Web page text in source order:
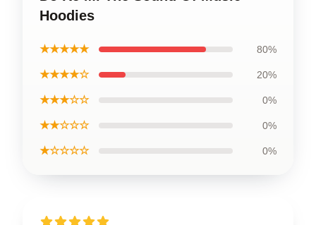
Hoodies
★★★★★ 80%
★★★★☆ 20%
★★★☆☆ 0%
★★☆☆☆ 0%
★☆☆☆☆ 0%